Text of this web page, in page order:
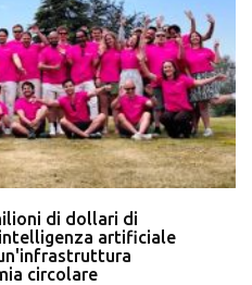
di dollari di
artificiale
circolare